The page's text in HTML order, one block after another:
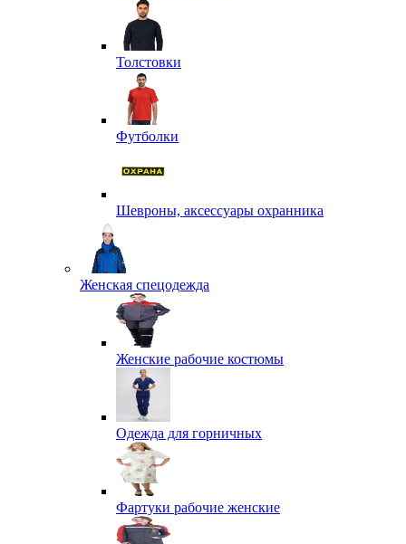
Толстовки
Футболки
Шевроны, аксессуары охранника
Женская спецодежда
Женские рабочие костюмы
Одежда для горничных
Фартуки рабочие женские